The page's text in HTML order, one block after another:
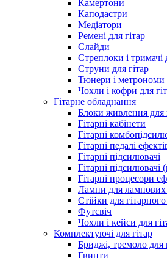
Камертони
Каподастри
Медіатори
Ремені для гітар
Слайди
Стреплоки і тримачі
Струни для гітар
Тюнери і метрономи
Чохли і кофри для
Гітарне обладнання
Блоки живлення для
Гітарні кабінети
Гітарні
Гітарні педалі
Гітарні підсилювачі
Гітарні підсилювачі
Гітарні процесори
Лампи для лампових
Стійки для
Футсвіч
Чохли і кейси для
Комплектуючі для гітар
Бриджі, тремоло для
Гвинти